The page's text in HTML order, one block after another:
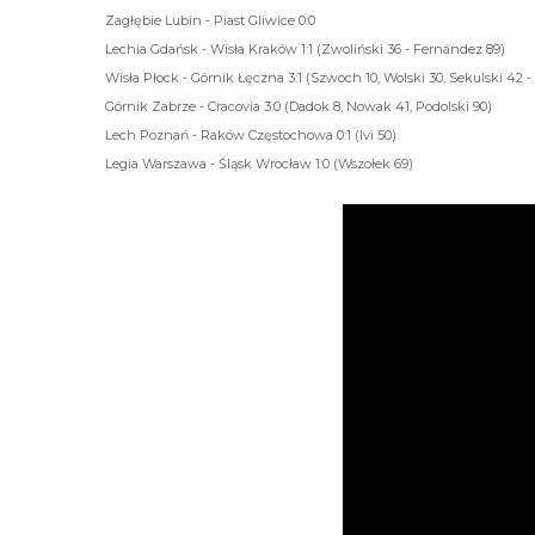
Zagłębie Lubin - Piast Gliwice 0:0
Lechia Gdańsk - Wisła Kraków 1:1 (Zwoliński 36 - Fernández 89)
Wisła Płock - Górnik Łęczna 3:1 (Szwoch 10, Wolski 30, Sekulski 42 -
Górnik Zabrze - Cracovia 3:0 (Dadok 8, Nowak 41, Podolski 90)
Lech Poznań - Raków Częstochowa 0:1 (Ivi 50)
Legia Warszawa - Śląsk Wrocław 1:0 (Wszołek 69)